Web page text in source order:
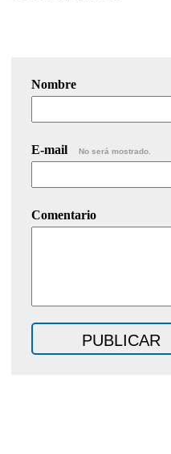
Nombre
E-mail No será mostrado.
Comentario